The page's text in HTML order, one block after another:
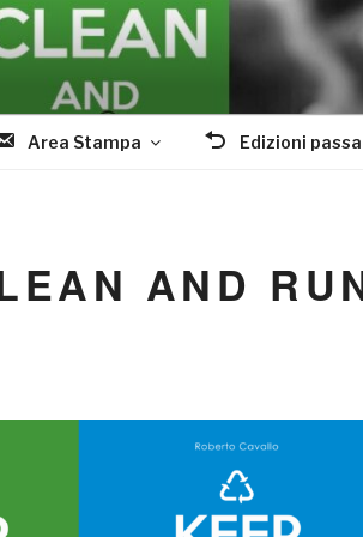
Area Stampa Edizioni
AND